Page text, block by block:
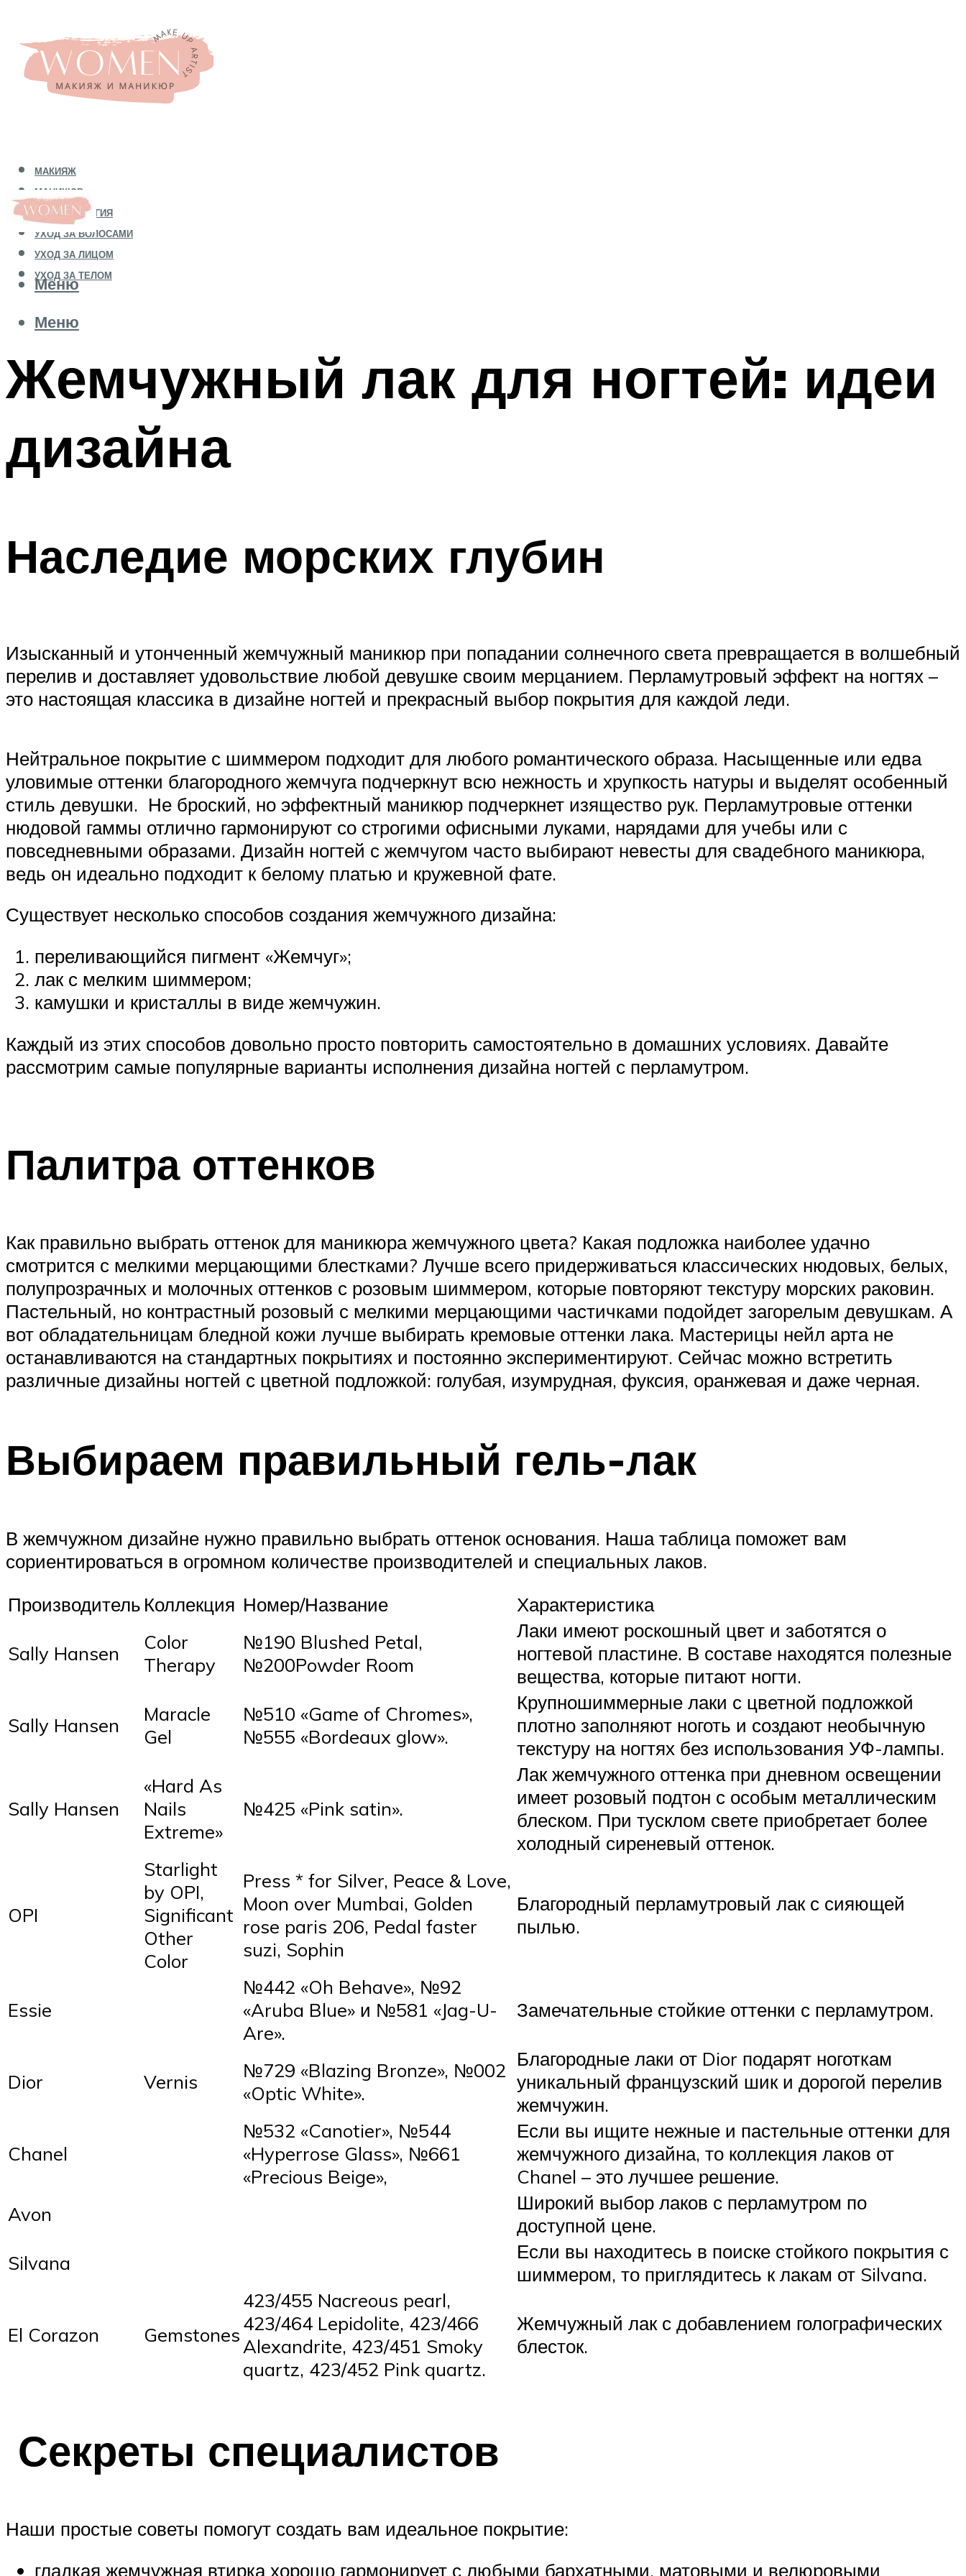
МАКИЯЖ
МАНИКЮР
КОСМЕТОЛОГИЯ
УХОД ЗА ВОЛОСАМИ
УХОД ЗА ЛИЦОМ
УХОД ЗА ТЕЛОМ
Меню
Меню
Жемчужный лак для ногтей: идеи
дизайна
Наследие морских глубин
Изысканный и утонченный жемчужный маникюр при попадании солнечного света превращается в волшебный
перелив и доставляет удовольствие любой девушке своим мерцанием. Перламутровый эффект на ногтях –
это настоящая классика в дизайне ногтей и прекрасный выбор покрытия для каждой леди.
Нейтральное покрытие с шиммером подходит для любого романтического образа. Насыщенные или едва
уловимые оттенки благородного жемчуга подчеркнут всю нежность и хрупкость натуры и выделят особенный
стиль девушки. Не броский, но эффектный маникюр подчеркнет изящество рук. Перламутровые оттенки
нюдовой гаммы отлично гармонируют со строгими офисными луками, нарядами для учебы или с
повседневными образами. Дизайн ногтей с жемчугом часто выбирают невесты для свадебного маникюра,
ведь он идеально подходит к белому платью и кружевной фате.
Существует несколько способов создания жемчужного дизайна:
переливающийся пигмент «Жемчуг»;
лак с мелким шиммером;
камушки и кристаллы в виде жемчужин.
Каждый из этих способов довольно просто повторить самостоятельно в домашних условиях. Давайте
рассмотрим самые популярные варианты исполнения дизайна ногтей с перламутром.
Палитра оттенков
Как правильно выбрать оттенок для маникюра жемчужного цвета? Какая подложка наиболее удачно
смотрится с мелкими мерцающими блестками? Лучше всего придерживаться классических нюдовых, белых,
полупрозрачных и молочных оттенков с розовым шиммером, которые повторяют текстуру морских раковин.
Пастельный, но контрастный розовый с мелкими мерцающими частичками подойдет загорелым девушкам. А
вот обладательницам бледной кожи лучше выбирать кремовые оттенки лака. Мастерицы нейл арта не
останавливаются на стандартных покрытиях и постоянно экспериментируют. Сейчас можно встретить
различные дизайны ногтей с цветной подложкой: голубая, изумрудная, фуксия, оранжевая и даже черная.
Выбираем правильный гель-лак
В жемчужном дизайне нужно правильно выбрать оттенок основания. Наша таблица поможет вам
сориентироваться в огромном количестве производителей и специальных лаков.
Производитель Коллекция Номер/Название Характеристика
Sally Hansen
Color
Therapy
№190 Blushed Petal,
№200Powder Room
Лаки имеют роскошный цвет и заботятся о
ногтевой пластине. В составе находятся полезные
вещества, которые питают ногти.
Sally Hansen
Maracle
Gel
№510 «Game of Chromes»,
№555 «Bordeaux glow».
Крупношиммерные лаки с цветной подложкой
плотно заполняют ноготь и создают необычную
текстуру на ногтях без использования УФ-лампы.
Sally Hansen
«Hard As
Nails
Extreme»
№425 «Pink satin».
Лак жемчужного оттенка при дневном освещении
имеет розовый подтон с особым металлическим
блеском. При тусклом свете приобретает более
холодный сиреневый оттенок.
OPI
Starlight
by OPI,
Significant
Other
Color
Press * for Silver, Peace & Love,
Moon over Mumbai, Golden
rose paris 206, Pedal faster
suzi, Sophin
Благородный перламутровый лак с сияющей
пылью.
Essie
№442 «Oh Behave», №92
«Aruba Blue» и №581 «Jag-U-
Are».
Замечательные стойкие оттенки с перламутром.
Dior Vernis
№729 «Blazing Bronze», №002
«Optic White».
Благородные лаки от Dior подарят ноготкам
уникальный французский шик и дорогой перелив
жемчужин.
Chanel
№532 «Canotier», №544
«Hyperrose Glass», №661
«Precious Beige»,
Если вы ищите нежные и пастельные оттенки для
жемчужного дизайна, то коллекция лаков от
Chanel – это лучшее решение.
Avon
Широкий выбор лаков с перламутром по
доступной цене.
Silvana
Если вы находитесь в поиске стойкого покрытия с
шиммером, то приглядитесь к лакам от Silvana.
El Corazon Gemstones
423/455 Nacreous pearl,
423/464 Lepidolite, 423/466
Alexandrite, 423/451 Smoky
quartz, 423/452 Pink quartz.
Жемчужный лак с добавлением голографических
блесток.
Секреты специалистов
Наши простые советы помогут создать вам идеальное покрытие:
гладкая жемчужная втирка хорошо гармонирует с любыми бархатными, матовыми и велюровыми